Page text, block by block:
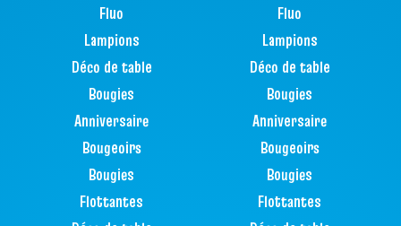
Fluo
Lampions
Déco de table
Bougies
Anniversaire
Bougeoirs
Bougies
Flottantes
Fluo
Lampions
Déco de table
Bougies
Anniversaire
Bougeoirs
Bougies
Flottantes